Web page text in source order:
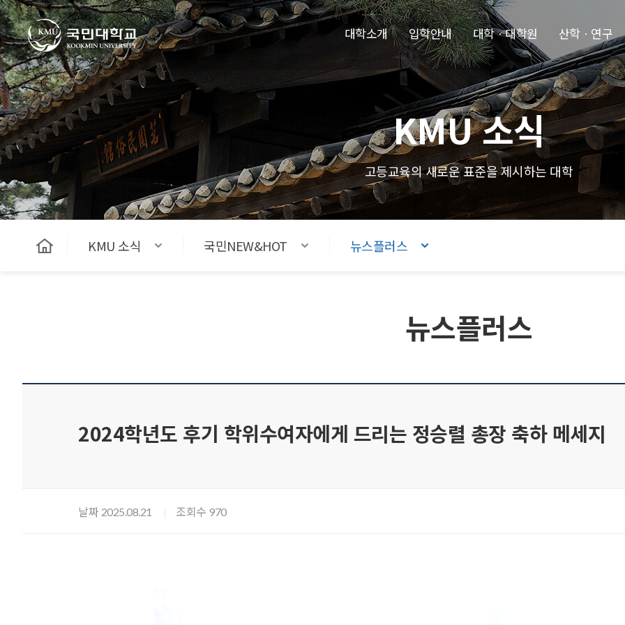
주메뉴 바로가기
본문내용 바로가기
푸터 바로가기
국민대학교
대학소개 입학안내 대학ㆍ대학원 산학ㆍ연구
KMU 소식
고등교육의 새로운 표준을 제시하는 대학
KMU 소식 국민NEW&HOT 뉴스플러스
뉴스플러스
2024학년도 후기 학위수여자에게 드리는 정승렬 총장 축하 메세지
날짜 2025.08.21 조회수 970